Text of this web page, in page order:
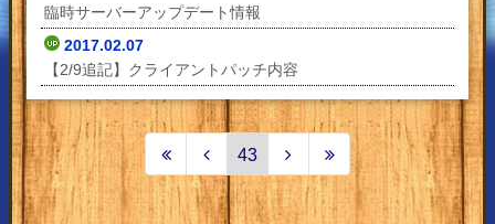
臨時サーバーアップデート情報
2017.02.07
【2/9追記】クライアントパッチ内容
43